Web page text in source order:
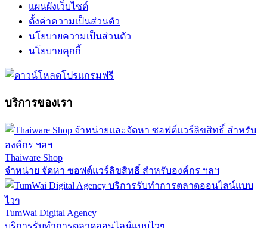
แผนผังเว็บไซต์
ตั้งค่าความเป็นส่วนตัว
นโยบายความเป็นส่วนตัว
นโยบายคุกกี้
บริการของเรา
Thaiware Shop
จำหน่าย จัดหา ซอฟต์แวร์ลิขสิทธิ์ สำหรับองค์กร ฯลฯ
TumWai Digital Agency
บริการรับทำการตลาดออนไลน์แบบไวๆ